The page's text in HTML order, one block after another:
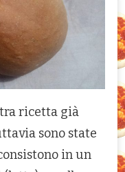
ricetta già
sono state
in un